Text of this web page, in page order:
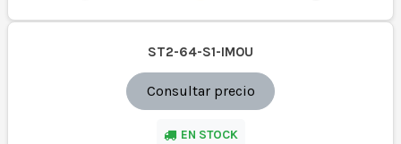
ST2-64-S1-IMOU
Consultar precio
EN STOCK